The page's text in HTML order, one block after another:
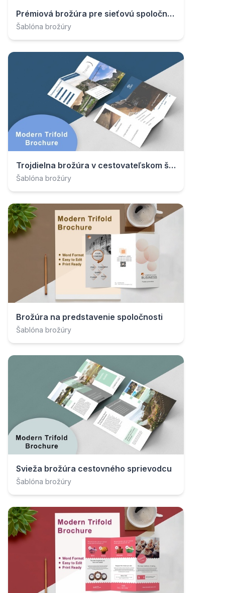
Prémiová brožúra pre sieťovú spoločnosť
Šablóna brožúry
Trojdielna brožúra v cestovateľskom štýle
Šablóna brožúry
Brožúra na predstavenie spoločnosti
Šablóna brožúry
Svieža brožúra cestovného sprievodcu
Šablóna brožúry